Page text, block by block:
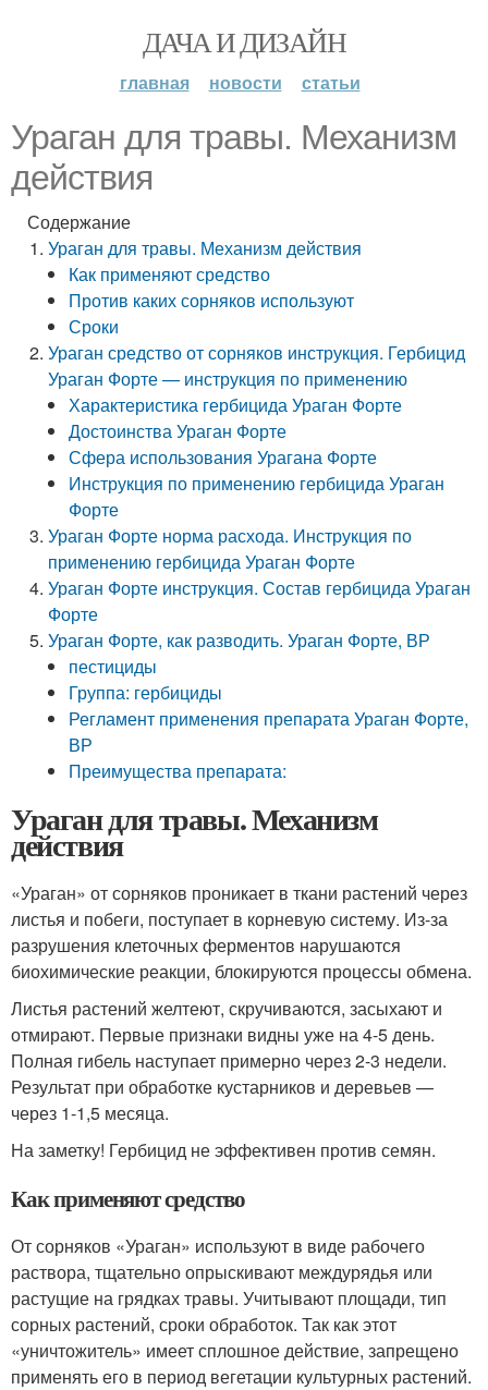
ДАЧА И ДИЗАЙН
главная новости статьи
Ураган для травы. Механизм
действия
Содержание
Ураган для травы. Механизм действия
Как применяют средство
Против каких сорняков используют
Сроки
Ураган средство от сорняков инструкция. Гербицид
Ураган Форте — инструкция по применению
Характеристика гербицида Ураган Форте
Достоинства Ураган Форте
Сфера использования Урагана Форте
Инструкция по применению гербицида Ураган
Форте
Ураган Форте норма расхода. Инструкция по
применению гербицида Ураган Форте
Ураган Форте инструкция. Состав гербицида Ураган
Форте
Ураган Форте, как разводить. Ураган Форте, ВР
пестициды
Группа: гербициды
Регламент применения препарата Ураган Форте,
ВР
Преимущества препарата:
Ураган для травы. Механизм
действия
«Ураган» от сорняков проникает в ткани растений через
листья и побеги, поступает в корневую систему. Из-за
разрушения клеточных ферментов нарушаются
биохимические реакции, блокируются процессы обмена.
Листья растений желтеют, скручиваются, засыхают и
отмирают. Первые признаки видны уже на 4-5 день.
Полная гибель наступает примерно через 2-3 недели.
Результат при обработке кустарников и деревьев —
через 1-1,5 месяца.
На заметку! Гербицид не эффективен против семян.
Как применяют средство
От сорняков «Ураган» используют в виде рабочего
раствора, тщательно опрыскивают междурядья или
растущие на грядках травы. Учитывают площади, тип
сорных растений, сроки обработок. Так как этот
«уничтожитель» имеет сплошное действие, запрещено
применять его в период вегетации культурных растений.